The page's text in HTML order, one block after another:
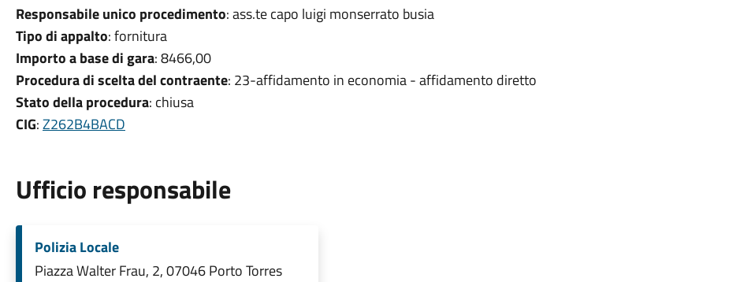
Responsabile unico procedimento: ass.te capo luigi monserrato busia
Tipo di appalto: fornitura
Importo a base di gara: 8466,00
Procedura di scelta del contraente: 23-affidamento in economia - affidamento diretto
Stato della procedura: chiusa
CIG:Z262B4BACD
Ufficio responsabile
Polizia Locale
Piazza Walter Frau, 2, 07046 Porto Torres